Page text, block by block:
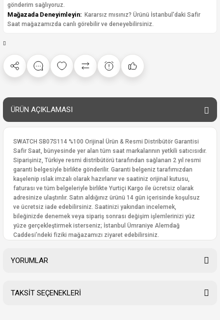
gönderim sağlıyoruz.
Mağazada Deneyimleyin: Kararsız mısınız? Ürünü İstanbul'daki Safir
Saat mağazamızda canlı görebilir ve deneyebilirsiniz.
ÜRÜN AÇIKLAMASI
SWATCH SB07S114 %100 Orijinal Ürün & Resmi Distribütör Garantisi
Safir Saat, bünyesinde yer alan tüm saat markalarının yetkili satıcısıdır.
Siparişiniz, Türkiye resmi distribütörü tarafından sağlanan 2 yıl resmi
garanti belgesiyle birlikte gönderilir. Garanti belgeniz tarafımızdan
kaşelenip ıslak imzalı olarak hazırlanır ve saatiniz orijinal kutusu,
faturası ve tüm belgeleriyle birlikte Yurtiçi Kargo ile ücretsiz olarak
adresinize ulaştırılır. Satın aldığınız ürünü 14 gün içerisinde koşulsuz
ve ücretsiz iade edebilirsiniz. Saatinizi yakından incelemek,
bileğinizde denemek veya sipariş sonrası değişim işlemlerinizi yüz
yüze gerçekleştirmek isterseniz; İstanbul Ümraniye Alemdağ
Caddesi’ndeki fiziki mağazamızı ziyaret edebilirsiniz.
YORUMLAR
TAKSİT SEÇENEKLERİ